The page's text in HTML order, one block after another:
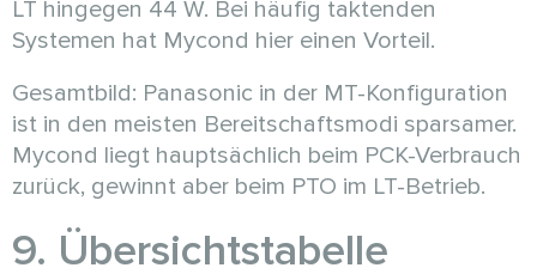
LT hingegen 44 W. Bei häufig taktenden
Systemen hat Mycond hier einen Vorteil.
Gesamtbild: Panasonic in der MT-Konfiguration
ist in den meisten Bereitschaftsmodi sparsamer.
Mycond liegt hauptsächlich beim PCK-Verbrauch
zurück, gewinnt aber beim PTO im LT-Betrieb.
9. Übersichtstabelle